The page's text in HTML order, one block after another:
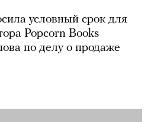
условный срок для
Popcorn Books
по делу о продаже